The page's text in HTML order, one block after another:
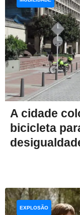
A cidade
bicicleta
EXPLOSÃO